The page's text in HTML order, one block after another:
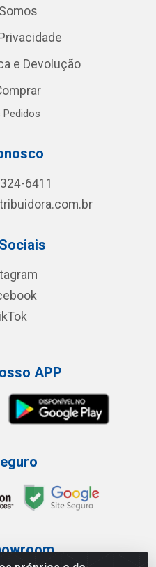
e Devolução
Pedidos
6411
APP